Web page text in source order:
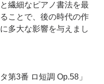
繊細なピアノ書法を最
ことで、後の時代の作
多大な影響を与えまし
第3番 ロ短調 Op.58」